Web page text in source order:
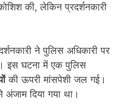
की, लेकिन प्रदर्शनकारी
ने पुलिस अधिकारी पर
इस घटना में एक पुलिस
की ऊपरी मांसपेशी जल गई।
दिया गया था।